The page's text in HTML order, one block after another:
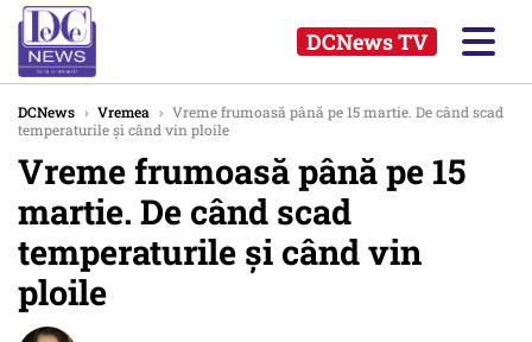
DCNews TV
DCNews › Vremea › Vreme frumoasă până pe 15 martie. De când scad
temperaturile și când vin ploile
Vreme frumoasă până pe 15
martie. De când scad
temperaturile și când vin
ploile